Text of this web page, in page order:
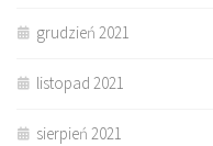
grudzień 2021
listopad 2021
sierpień 2021